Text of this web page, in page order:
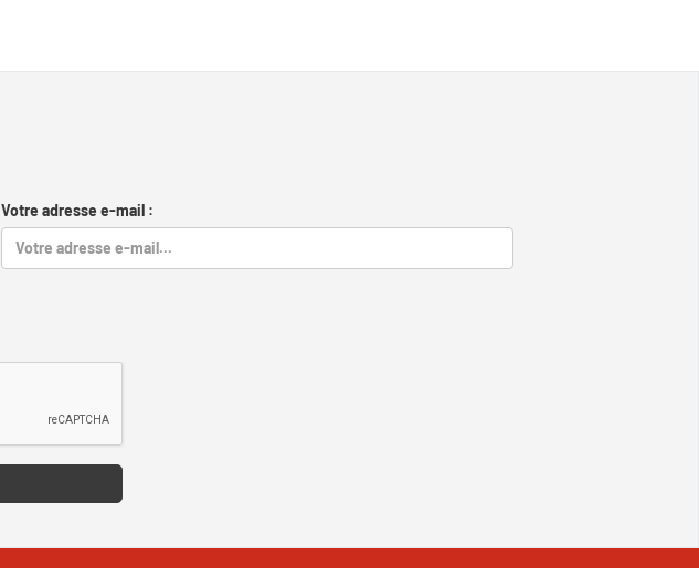
Votre adresse e-mail :